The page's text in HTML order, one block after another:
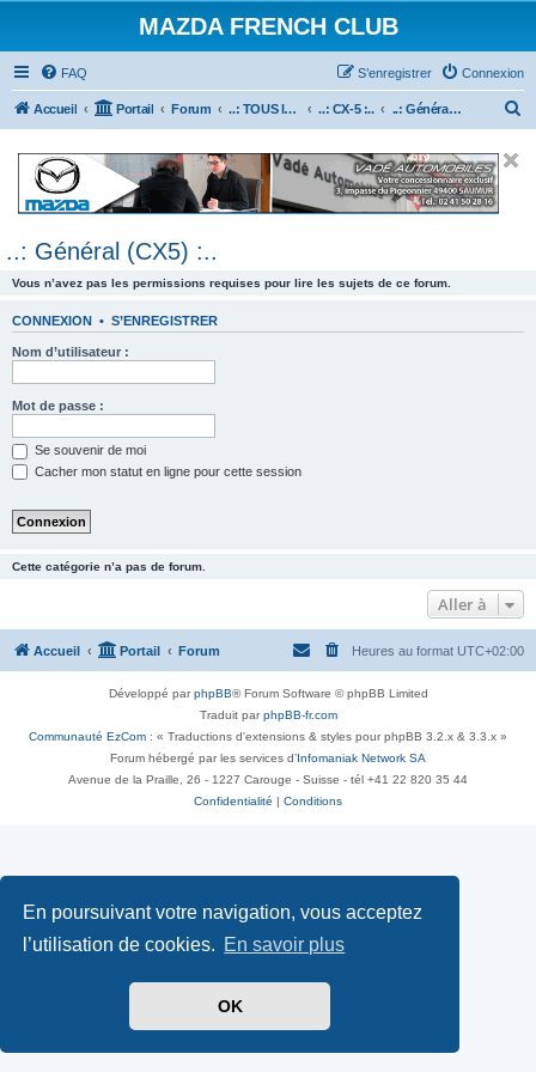
En poursuivant votre navigation, vous acceptez
l’utilisation de cookies. En savoir plus
OK
MAZDA FRENCH CLUB
FAQ Connexion
S’enregistrer
Accueil Portail Forum ..: TOUS les Véhicules MAZDA :.. ..: CX-5 :.. ..: Général (CX5) :..
e
..: Général (CX5) :..
Vous n’avez pas les permissions requises pour lire les sujets de ce forum.
CONNEXION • S’ENREGISTRER
Nom d’utilisateur :
Mot de passe :
Se souvenir de moi
Cacher mon statut en ligne pour cette session
Cette catégorie n’a pas de forum.
Aller à
Accueil Portail Forum Heures au format UTC+02:00
Développé parphpBB® Forum Software © phpBB Limited
Traduit parphpBB-fr.com
Communauté EzCom : « Traductions d'extensions & styles pour phpBB 3.2.x & 3.3.x »
Forum hébergé par les services d’ Infomaniak Network SA
Avenue de la Praille, 26 - 1227 Carouge - Suisse - tél +41 22 820 35 44
Confidentialité
Conditions